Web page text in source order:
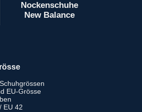
Nockenschuhe
New Balance
EU-Grösse
EU 42